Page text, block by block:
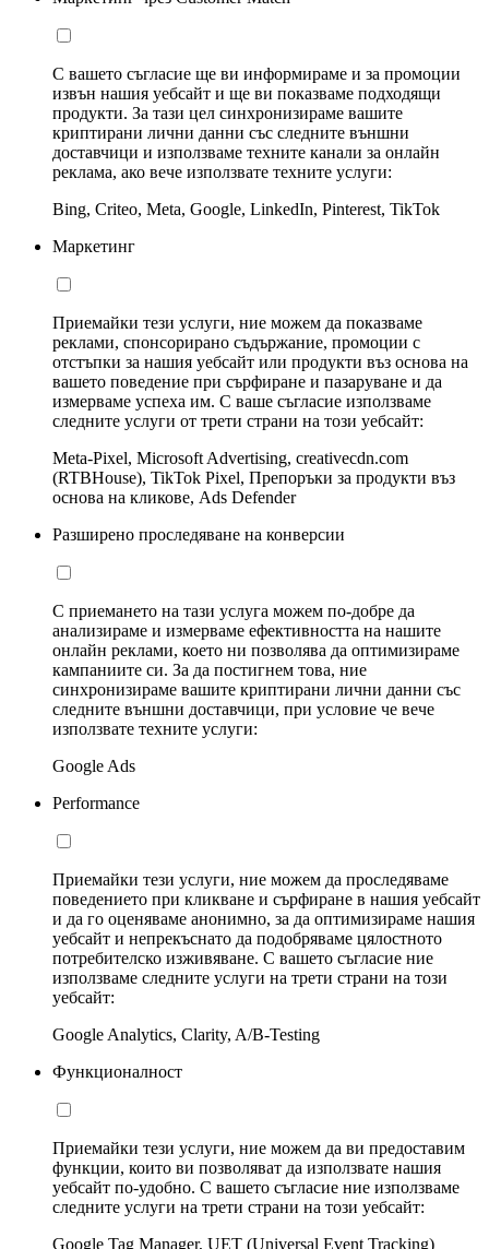
С вашето съгласие ще ви информираме и за промоции
извън нашия уебсайт и ще ви показваме подходящи
продукти. За тази цел синхронизираме вашите
криптирани лични данни със следните външни
доставчици и използваме техните канали за онлайн
реклама, ако вече използвате техните услуги:
Bing, Criteo, Meta, Google, LinkedIn, Pinterest, TikTok
Маркетинг
Приемайки тези услуги, ние можем да показваме
реклами, спонсорирано съдържание, промоции с
отстъпки за нашия уебсайт или продукти въз основа на
вашето поведение при сърфиране и пазаруване и да
измерваме успеха им. С ваше съгласие използваме
следните услуги от трети страни на този уебсайт:
Meta-Pixel, Microsoft Advertising, creativecdn.com
(RTBHouse), TikTok Pixel, Препоръки за продукти въз
основа на кликове, Ads Defender
Разширено проследяване на конверсии
С приемането на тази услуга можем по-добре да
анализираме и измерваме ефективността на нашите
онлайн реклами, което ни позволява да оптимизираме
кампаниите си. За да постигнем това, ние
синхронизираме вашите криптирани лични данни със
следните външни доставчици, при условие че вече
използвате техните услуги:
Google Ads
Performance
Приемайки тези услуги, ние можем да проследяваме
поведението при кликване и сърфиране в нашия уебсайт
и да го оценяваме анонимно, за да оптимизираме нашия
уебсайт и непрекъснато да подобряваме цялостното
потребителско изживяване. С вашето съгласие ние
използваме следните услуги на трети страни на този
уебсайт:
Google Analytics, Clarity, A/B-Testing
Функционалност
Приемайки тези услуги, ние можем да ви предоставим
функции, които ви позволяват да използвате нашия
уебсайт по-удобно. С вашето съгласие ние използваме
следните услуги на трети страни на този уебсайт:
Google Tag Manager, UET (Universal Event Tracking)